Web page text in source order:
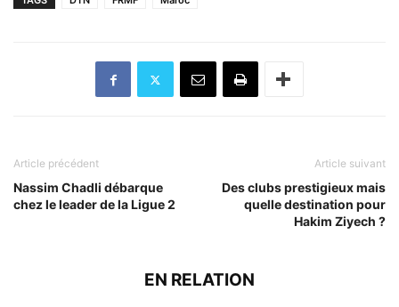
Article précédent
Nassim Chadli débarque
chez le leader de la Ligue 2
Article suivant
Des clubs prestigieux mais
quelle destination pour
Hakim Ziyech ?
EN RELATION